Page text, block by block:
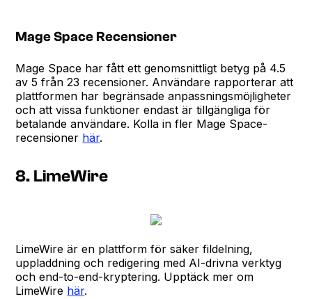
Mage Space Recensioner
Mage Space har fått ett genomsnittligt betyg på 4.5
av 5 från 23 recensioner. Användare rapporterar att
plattformen har begränsade anpassningsmöjligheter
och att vissa funktioner endast är tillgängliga för
betalande användare. Kolla in fler Mage Space-
recensioner här.
8. LimeWire
LimeWire är en plattform för säker fildelning,
uppladdning och redigering med AI-drivna verktyg
och end-to-end-kryptering. Upptäck mer om
LimeWire här.